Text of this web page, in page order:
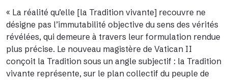
« La réalité qu’elle [la Tradition vivante] recouvre ne
désigne pas l’immutabilité objective du sens des vérités
révélées, qui demeure à travers leur formulation rendue
plus précise. Le nouveau magistère de Vatican II
conçoit la Tradition sous un angle subjectif : la Tradition
vivante représente, sur le plan collectif du peuple de